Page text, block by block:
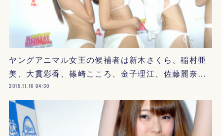
ヤングアニマル女王の候補者は新木さくら、稲村亜
美、大貫彩香、篠崎こころ、金子理江、佐藤麗奈…
2015.11.16 04:30